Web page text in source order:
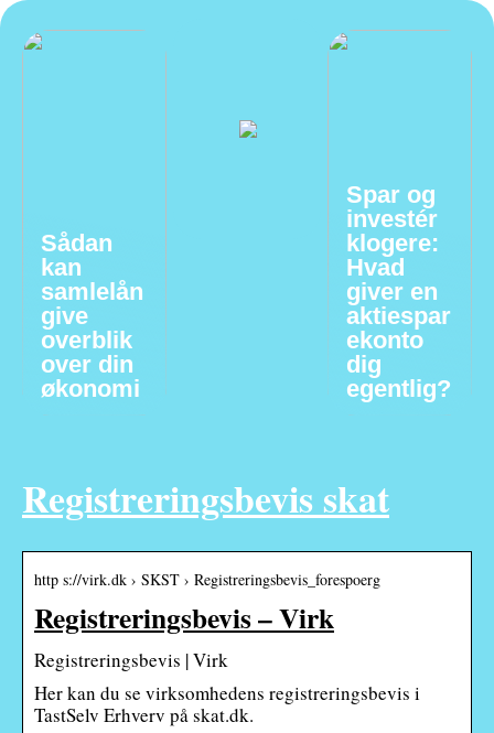
Sådan
kan
samlelån
give
overblik
over din
økonomi
Spar og
investér
klogere:
Hvad
giver en
aktiespar
ekonto
dig
egentlig?
Registreringsbevis skat
http s://virk.dk › SKST › Registreringsbevis_forespoerg
Registreringsbevis – Virk
Registreringsbevis | Virk
Her kan du se virksomhedens registreringsbevis i
TastSelv Erhverv på skat.dk.